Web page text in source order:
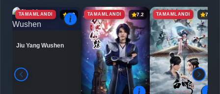
TAMAMLANDI 6.9
Jiu Yang Wushen
TAMAMLANDI 7.2 TAMAMLANDI 7.5